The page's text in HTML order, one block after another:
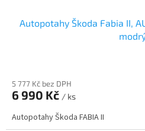
Autopotahy Škoda Fabia II,
5 777 Kč bez DPH
6 990 Kč / ks
Autopotahy Škoda FABIA II